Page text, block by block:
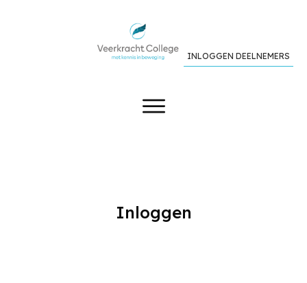
INLOGGEN DEELNEMERS
Inloggen